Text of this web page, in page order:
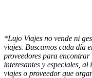
*Lujo Viajes no vende ni
viajes. Buscamos cada día
proveedores para
interesantes y especiales,
viajes o proveedor que